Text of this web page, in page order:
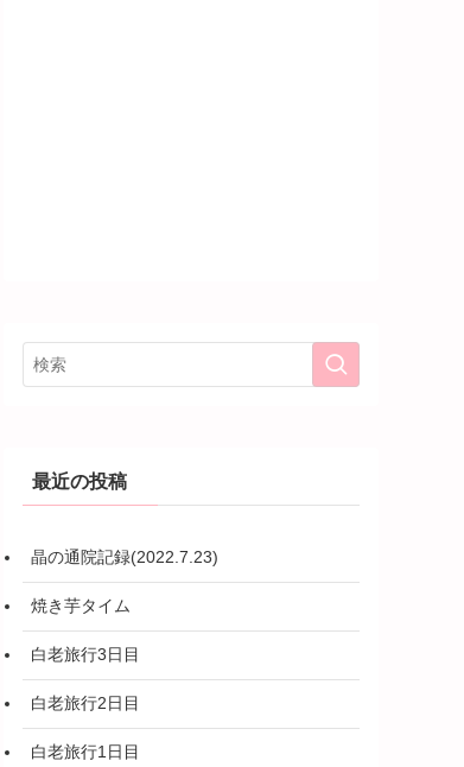
最近の投稿
晶の通院記録(2022.7.23)
焼き芋タイム
白老旅行3日目
白老旅行2日目
白老旅行1日目